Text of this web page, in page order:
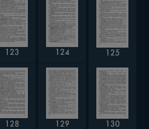
123 124 125
128 129 130